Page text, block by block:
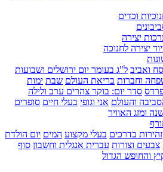
וכדים
יצירה
יצירה לחנוכה
ואביב ל"ג בעומר יום ירושלים ושבועות
וחברות בריאת העולם שבת ימות
סדר יום: בוקר צהרים ערב ולילה
והעולם אני וגופי בעלי חיים סופרים
ומזג האוויר
זהירות בדרכים בעלי מקצוע המים יום הולדת
צבעים וצורות עברית אנגלית וחשבון סוף
והחופש הגדול